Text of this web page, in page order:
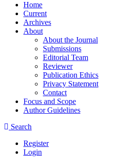
Home
Current
Archives
About
About the Journal
Submissions
Editorial Team
Reviewer
Publication Ethics
Privacy Statement
Contact
Focus and Scope
Author Guidelines
Search
Register
Login